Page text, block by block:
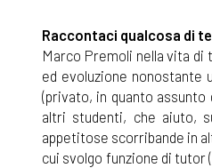
Raccontaci qualcosa di
Marco Premoli nella vita
ed evoluzione nonostante
(privato, in quanto
altri studenti, che aiuto,
appetitose scorribande in
cui svolgo funzione di tutor